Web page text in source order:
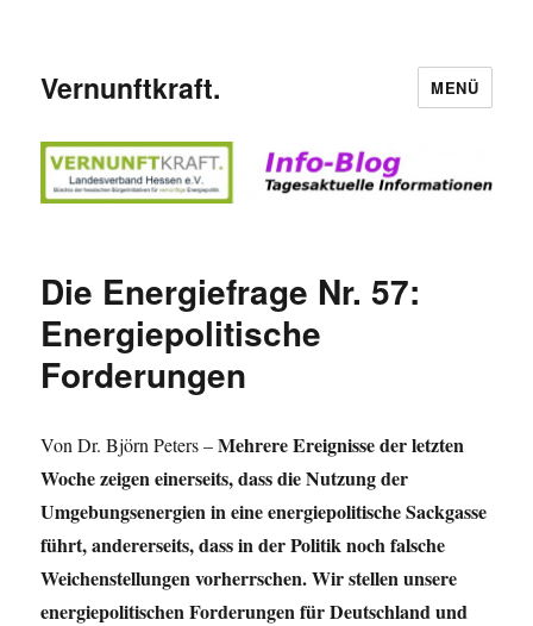
Vernunftkraft. MENÜ
Die Energiefrage Nr. 57:
Energiepolitische
Forderungen
Von Dr. Björn Peters –Mehrere Ereignisse der letzten
Woche zeigen einerseits, dass die Nutzung der
Umgebungsenergien in eine energiepolitische Sackgasse
führt, andererseits, dass in der Politik noch falsche
Weichenstellungen vorherrschen. Wir stellen unsere
energiepolitischen Forderungen für Deutschland und